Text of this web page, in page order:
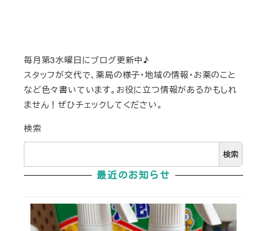
毎月第3水曜日にブログ更新中♪
スタッフが交代で、薬局の様子・地域の情報・お薬のこと
など色々書いています。お役に立つ情報があるかもしれ
ません！ぜひチェックしてください。
検索
検索
最近のお知らせ